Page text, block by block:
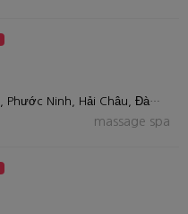
05 Trần Quốc Toản, Phước Ninh, Hải Châu, Đà Nẵng
massage spa